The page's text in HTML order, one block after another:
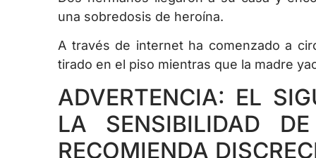
una sobredosis de heroína.
A través de internet ha comenzado a
tirado en el piso mientras que la madre
ADVERTENCIA: EL
LA SENSIBILIDAD
RECOMIENDA